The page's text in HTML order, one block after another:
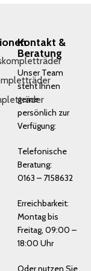
Kontakt &
Beratung
Unser Team
steht Ihnen
gerne
persönlich zur
Verfügung:
Telefonische
Beratung:
0163 – 7158632
Erreichbarkeit:
Montag bis
Freitag, 09:00 –
18:00 Uhr
Oder nutzen Sie